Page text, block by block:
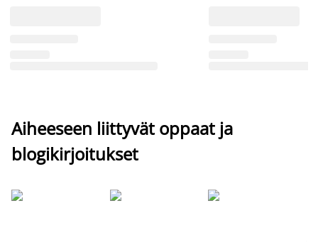
Aiheeseen liittyvät oppaat ja
blogikirjoitukset